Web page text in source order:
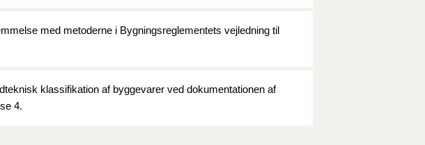
med metoderne i Bygningsreglementets vejledning til
klassifikation af byggevarer ved dokumentationen af
4.